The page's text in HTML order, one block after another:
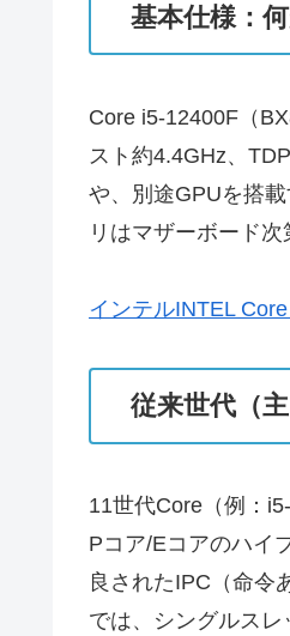
基本仕様：
Core i5-12400F（
スト約4.4GHz、
や、別途GPUを搭
リはマザーボード
インテルINTEL
従来世代（
11世代Core（例：
Pコア/Eコアのハイ
良されたIPC（命令
では、シングルス